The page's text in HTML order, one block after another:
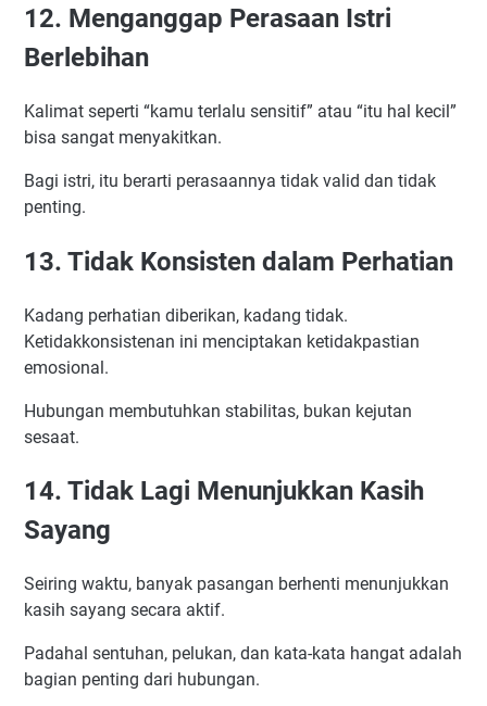
12. Menganggap Perasaan Istri
Berlebihan
Kalimat seperti “kamu terlalu sensitif” atau “itu hal kecil”
bisa sangat menyakitkan.
Bagi istri, itu berarti perasaannya tidak valid dan tidak
penting.
13. Tidak Konsisten dalam Perhatian
Kadang perhatian diberikan, kadang tidak.
Ketidakkonsistenan ini menciptakan ketidakpastian
emosional.
Hubungan membutuhkan stabilitas, bukan kejutan
sesaat.
14. Tidak Lagi Menunjukkan Kasih
Sayang
Seiring waktu, banyak pasangan berhenti menunjukkan
kasih sayang secara aktif.
Padahal sentuhan, pelukan, dan kata-kata hangat adalah
bagian penting dari hubungan.